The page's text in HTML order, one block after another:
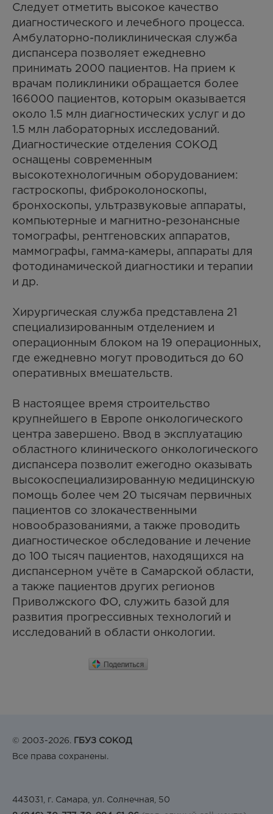
Следует отметить высокое качество
диагностического и лечебного процесса.
Амбулаторно-поликлиническая служба
диспансера позволяет ежедневно
принимать 2000 пациентов. На прием к
врачам поликлиники обращается более
166000 пациентов, которым оказывается
около 1.5 млн диагностических услуг и до
1.5 млн лабораторных исследований.
Диагностические отделения СОКОД
оснащены современным
высокотехнологичным оборудованием:
гастроскопы, фиброколоноскопы,
бронхоскопы, ультразвуковые аппараты,
компьютерные и магнитно-резонансные
томографы, рентгеновских аппаратов,
маммографы, гамма-камеры, аппараты для
фотодинамической диагностики и терапии
и др.
Хирургическая служба представлена 21
специализированным отделением и
операционным блоком на 19 операционных,
где ежедневно могут проводиться до 60
оперативных вмешательств.
В настоящее время строительство
крупнейшего в Европе онкологического
центра завершено. Ввод в эксплуатацию
областного клинического онкологического
диспансера позволит ежегодно оказывать
высокоспециализированную медицинскую
помощь более чем 20 тысячам первичных
пациентов со злокачественными
новообразованиями, а также проводить
диагностическое обследование и лечение
до 100 тысяч пациентов, находящихся на
диспансерном учёте в Самарской области,
а также пациентов других регионов
Приволжского ФО, служить базой для
развития прогрессивных технологий и
исследований в области онкологии.
© 2003-2026. ГБУЗ СОКОД
Все права сохранены.
443031, г. Самара, ул. Солнечная, 50